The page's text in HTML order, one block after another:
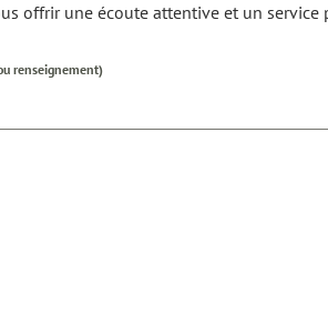
offrir une écoute attentive et un
renseignement)